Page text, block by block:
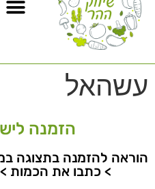
עשהאל
הזמנה
הוראה להזמנה בתצוגה
> כתבו את הכמות